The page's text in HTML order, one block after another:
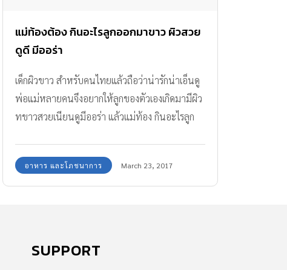
แม่ท้องต้อง กินอะไรลูกออกมาขาว ผิวสวย
ดูดี มีออร่า
เด็กผิวขาว สำหรับคนไทยแล้วถือว่าน่ารักน่าเอ็นดู
พ่อแม่หลายคนจึงอยากให้ลูกของตัวเองเกิดมามีผิว
ทขาวสวยเนียนดูมีออร่า แล้วแม่ท้อง กินอะไรลูก
อาหาร และโภชนาการ March 23, 2017
SUPPORT